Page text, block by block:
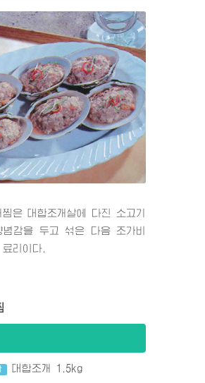
은 대합조개살에 다진 소고기
감을 두고 섞은 다음 조가비
리이다.
대합조개 1.5kg